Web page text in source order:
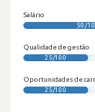
Salário
50/
Qualidade de gestão
25/100
Oportunidades de
25/100